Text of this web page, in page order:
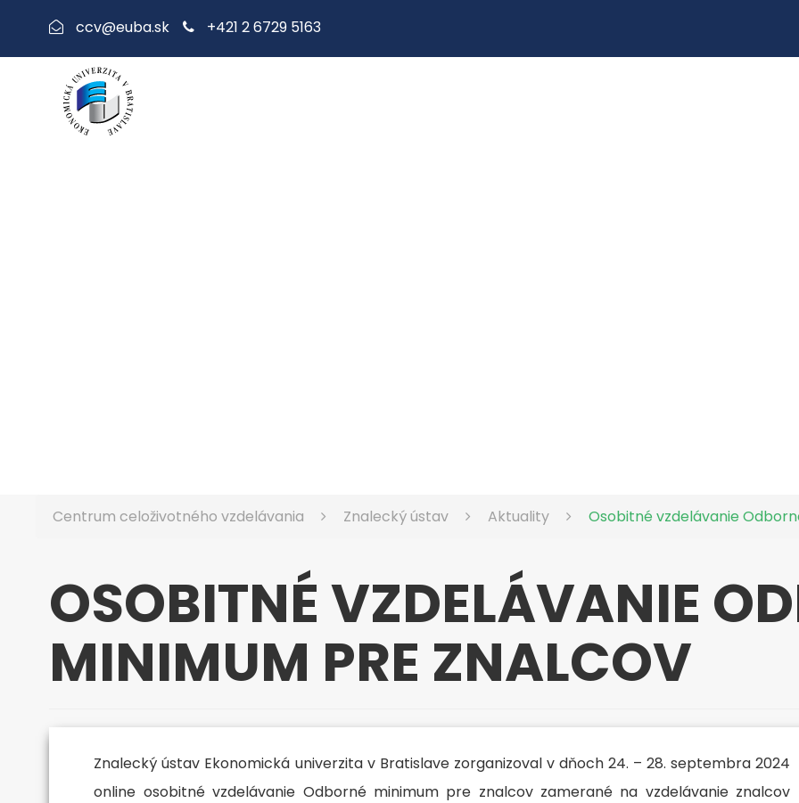
+421 2 6729 5163
Centrum celoživotného vzdelávania Znalecký ústav Aktuality Osobitné vzdelávanie
OSOBITNÉ VZDELÁVANIE
MINIMUM PRE ZNALCOV
Znalecký ústav Ekonomická univerzita v Bratislave zorganizoval v dňoch 24. – 28. septembra 2024
online osobitné vzdelávanie Odborné minimum pre znalcov zamerané na vzdelávanie znalcov